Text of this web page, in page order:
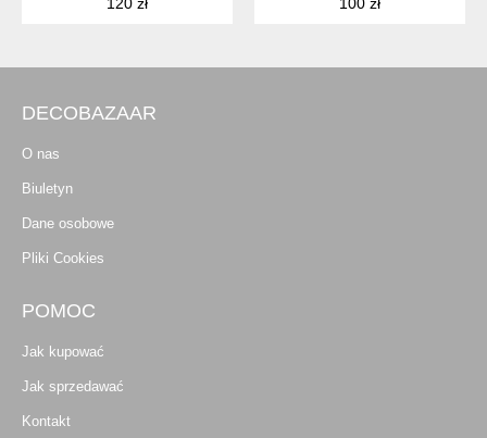
DECOBAZAAR
O nas
Biuletyn
Dane osobowe
Pliki Cookies
POMOC
Jak kupować
Jak sprzedawać
Kontakt